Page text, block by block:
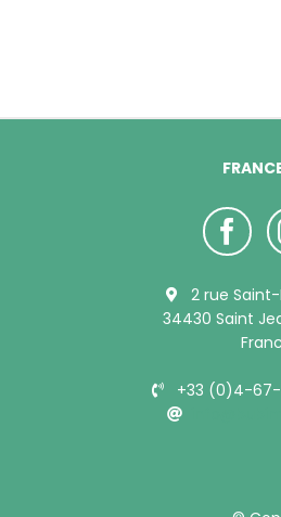
2 rue Saint-
34430 Saint
+33 (0)4-67-